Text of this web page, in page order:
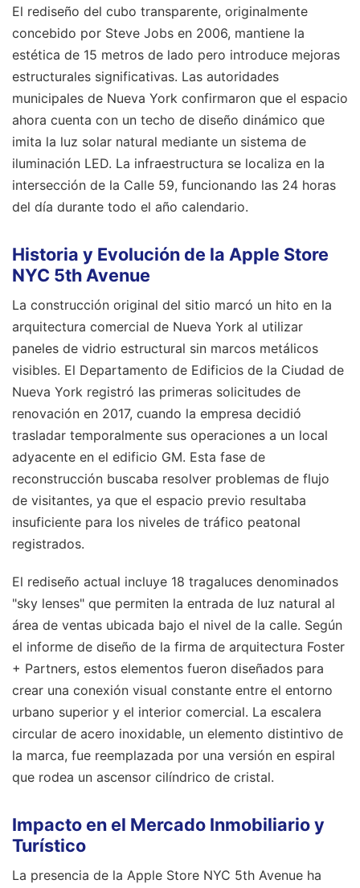
El rediseño del cubo transparente, originalmente
concebido por Steve Jobs en 2006, mantiene la
estética de 15 metros de lado pero introduce mejoras
estructurales significativas. Las autoridades
municipales de Nueva York confirmaron que el espacio
ahora cuenta con un techo de diseño dinámico que
imita la luz solar natural mediante un sistema de
iluminación LED. La infraestructura se localiza en la
intersección de la Calle 59, funcionando las 24 horas
del día durante todo el año calendario.
Historia y Evolución de la Apple Store
NYC 5th Avenue
La construcción original del sitio marcó un hito en la
arquitectura comercial de Nueva York al utilizar
paneles de vidrio estructural sin marcos metálicos
visibles. El Departamento de Edificios de la Ciudad de
Nueva York registró las primeras solicitudes de
renovación en 2017, cuando la empresa decidió
trasladar temporalmente sus operaciones a un local
adyacente en el edificio GM. Esta fase de
reconstrucción buscaba resolver problemas de flujo
de visitantes, ya que el espacio previo resultaba
insuficiente para los niveles de tráfico peatonal
registrados.
El rediseño actual incluye 18 tragaluces denominados
"sky lenses" que permiten la entrada de luz natural al
área de ventas ubicada bajo el nivel de la calle. Según
el informe de diseño de la firma de arquitectura Foster
+ Partners, estos elementos fueron diseñados para
crear una conexión visual constante entre el entorno
urbano superior y el interior comercial. La escalera
circular de acero inoxidable, un elemento distintivo de
la marca, fue reemplazada por una versión en espiral
que rodea un ascensor cilíndrico de cristal.
Impacto en el Mercado Inmobiliario y
Turístico
La presencia de la Apple Store NYC 5th Avenue ha